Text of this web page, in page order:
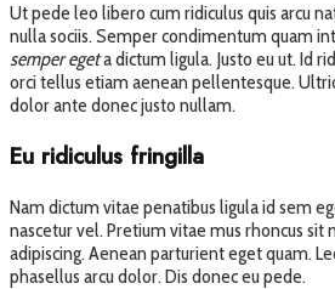
Ut pede leo libero cum ridiculus quis arcu
nulla sociis. Semper condimentum quam
semper egeta dictum ligula. Justo eu ut. Id
orci tellus etiam aenean pellentesque.
dolor ante donec justo nullam.
Eu ridiculus fringilla
Nam dictum vitae penatibus ligula id sem
nascetur vel. Pretium vitae mus rhoncus sit
adipiscing. Aenean parturient eget quam.
phasellus arcu dolor. Dis donec eu pede.